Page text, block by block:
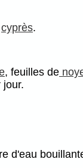
cyprès.
, feuilles de
jour.
d'eau